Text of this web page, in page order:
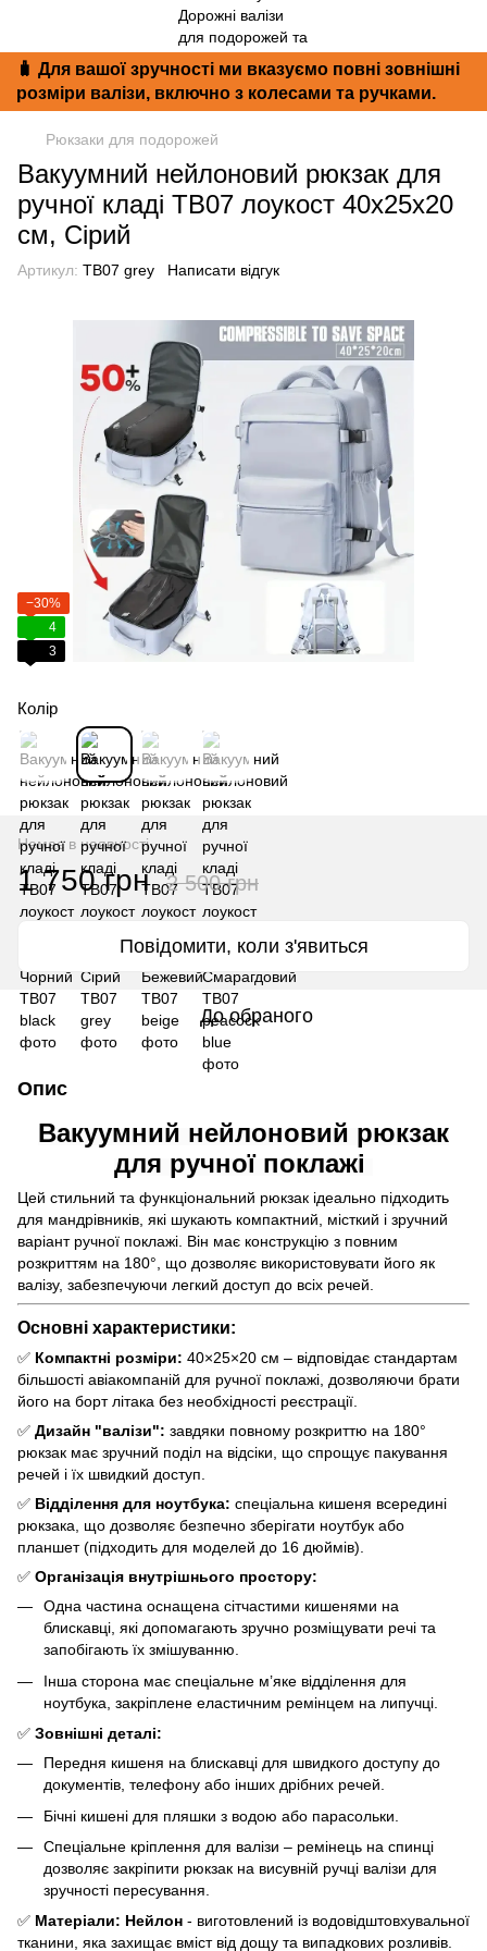
🧳 Для вашої зручності ми вказуємо повні зовнішні
розміри валізи, включно з колесами та ручками.
Рюкзаки для подорожей
Вакуумний нейлоновий рюкзак для
ручної кладі TB07 лоукост 40x25x20
см, Сірий
Артикул: TB07 grey Написати відгук
−30%
4
3
Колір
Немає в наявності
1 750 грн 2 500 грн
Повідомити, коли з'явиться
До обраного
Опис
Вакуумний нейлоновий рюкзак
для ручної поклажі
Цей стильний та функціональний рюкзак ідеально підходить
для мандрівників, які шукають компактний, місткий і зручний
варіант ручної поклажі. Він має конструкцію з повним
розкриттям на 180°, що дозволяє використовувати його як
валізу, забезпечуючи легкий доступ до всіх речей.
Основні характеристики:
✅ Компактні розміри: 40×25×20 см – відповідає стандартам
більшості авіакомпаній для ручної поклажі, дозволяючи брати
його на борт літака без необхідності реєстрації.
✅ Дизайн "валізи": завдяки повному розкриттю на 180°
рюкзак має зручний поділ на відсіки, що спрощує пакування
речей і їх швидкий доступ.
✅ Відділення для ноутбука: спеціальна кишеня всередині
рюкзака, що дозволяє безпечно зберігати ноутбук або
планшет (підходить для моделей до 16 дюймів).
✅ Організація внутрішнього простору:
Одна частина оснащена сітчастими кишенями на
блискавці, які допомагають зручно розміщувати речі та
запобігають їх змішуванню.
Інша сторона має спеціальне м’яке відділення для
ноутбука, закріплене еластичним ремінцем на липучці.
✅ Зовнішні деталі:
Передня кишеня на блискавці для швидкого доступу до
документів, телефону або інших дрібних речей.
Бічні кишені для пляшки з водою або парасольки.
Спеціальне кріплення для валізи – ремінець на спинці
дозволяє закріпити рюкзак на висувній ручці валізи для
зручності пересування.
✅ Матеріали: Нейлон - виготовлений із водовідштовхувальної
тканини, яка захищає вміст від дощу та випадкових розливів.